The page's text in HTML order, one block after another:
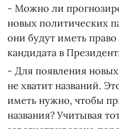
- Можно ли
новых политических
они будут иметь право
кандидата в
- Для появления
не хватит названий.
иметь нужно, чтобы
названия? Учитывая